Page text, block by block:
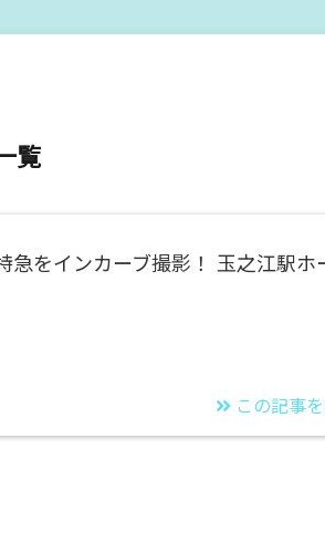
覧
急をインカーブ撮影！ 玉之江駅ホ
この記事